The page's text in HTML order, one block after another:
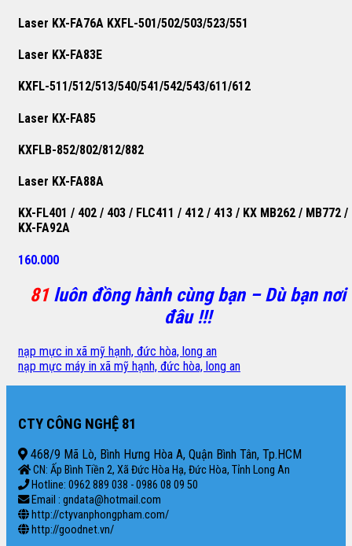
Laser KX-FA76A KXFL-501/502/503/523/551
Laser KX-FA83E
KXFL-511/512/513/540/541/542/543/611/612
Laser KX-FA85
KXFLB-852/802/812/882
Laser KX-FA88A
KX-FL401 / 402 / 403 / FLC411 / 412 / 413 / KX MB262 / MB772 /
KX-FA92A
160.000
81 luôn đồng hành cùng bạn – Dù bạn nơi
đâu !!!
nạp mực in xã mỹ hạnh, đức hòa, long an
nạp mực máy in xã mỹ hạnh, đức hòa, long an
CTY CÔNG NGHỆ 81
468/9 Mã Lò, Bình Hưng Hòa A, Quận Bình Tân, Tp.HCM
CN: Ấp Bình Tiền 2, Xã Đức Hòa Hạ, Đức Hòa, Tỉnh Long An
Hotline: 0962 889 038 - 0986 08 09 50
Email : gndata@hotmail.com
http://ctyvanphongpham.com/
http://goodnet.vn/